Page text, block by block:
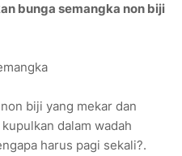
bunga semangka non biji
biji yang mekar dan
dalam wadah
harus pagi sekali?.